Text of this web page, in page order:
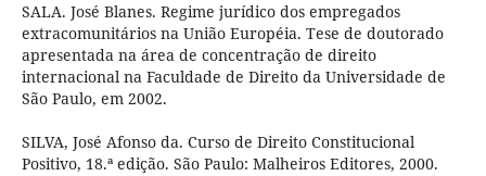
SALA. José Blanes. Regime jurídico dos empregados
extracomunitários na União Européia. Tese de doutorado
apresentada na área de concentração de direito
internacional na Faculdade de Direito da Universidade de
São Paulo, em 2002.
SILVA, José Afonso da. Curso de Direito Constitucional
Positivo, 18.ª edição. São Paulo: Malheiros Editores, 2000.